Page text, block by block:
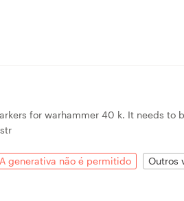
for warhammer 40 k. It needs to
generativa não é permitido
Outros